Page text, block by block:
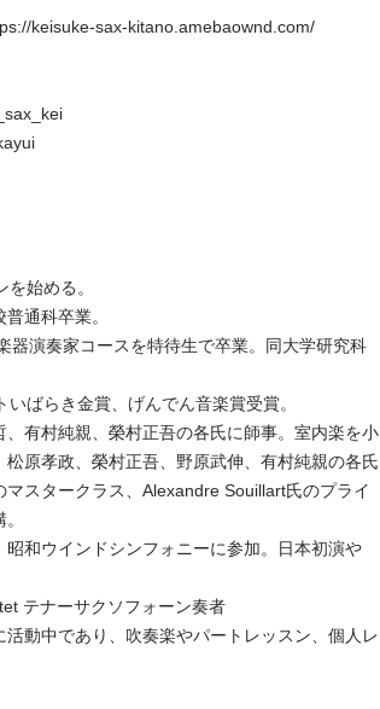
keisuke-sax-kitano.amebaownd.com/
始める。
通科卒業。
器演奏家コースを特待生で卒業。同大学研究科
ばらき金賞、げんでん音楽賞受賞。
、有村純親、榮村正吾の各氏に師事。室内楽を小
松原孝政、榮村正吾、野原武伸、有村純親の各氏
マスタークラス、Alexandre Souillart氏のプライ
昭和ウインドシンフォニーに参加。日本初演や
テナーサクソフォーン奏者
動中であり、吹奏楽やパートレッスン、個人レ